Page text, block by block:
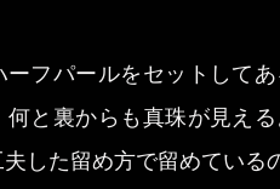
ーフパールをセットして
何と裏からも真珠が見え
した留め方で留めている